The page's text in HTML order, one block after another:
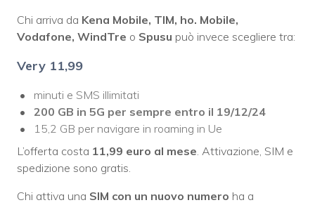
Chi arriva da Kena Mobile, TIM, ho. Mobile,
Vodafone, WindTre o Spusu può invece scegliere tra:
Very 11,99
minuti e SMS illimitati
200 GB in 5G per sempre entro il 19/12/24
15,2 GB per navigare in roaming in Ue
L’offerta costa 11,99 euro al mese. Attivazione, SIM e
spedizione sono gratis.
Chi attiva una SIM con un nuovo numero ha a